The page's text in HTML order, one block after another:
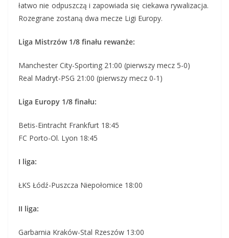
łatwo nie odpuszczą i zapowiada się ciekawa rywalizacja.
Rozegrane zostaną dwa mecze Ligi Europy.
Liga Mistrzów 1/8 finału rewanże:
Manchester City-Sporting 21:00 (pierwszy mecz 5-0)
Real Madryt-PSG 21:00 (pierwszy mecz 0-1)
Liga Europy 1/8 finału:
Betis-Eintracht Frankfurt 18:45
FC Porto-Ol. Lyon 18:45
I liga:
ŁKS Łódź-Puszcza Niepołomice 18:00
II liga:
Garbarnia Kraków-Stal Rzeszów 13:00